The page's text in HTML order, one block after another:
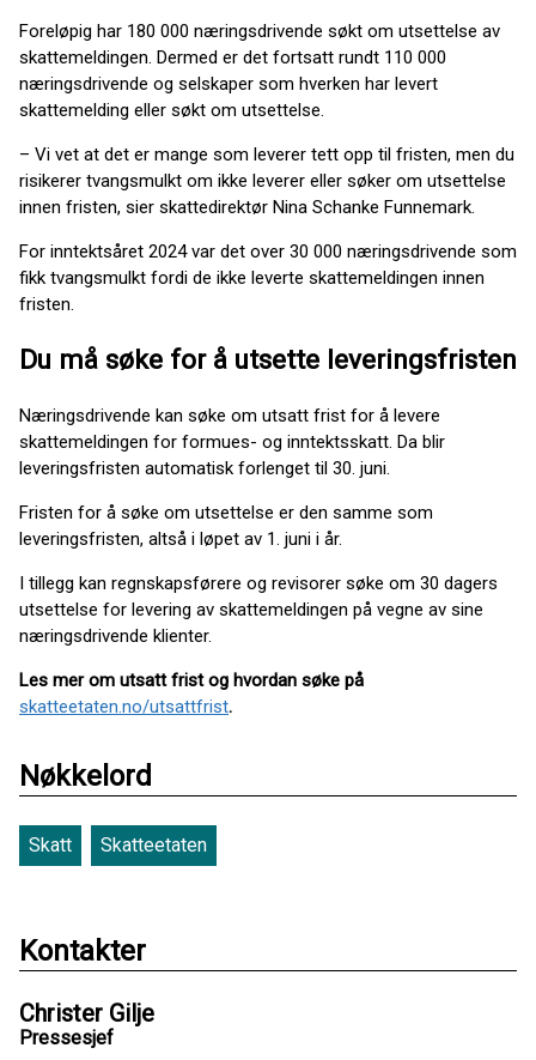
Foreløpig har 180 000 næringsdrivende søkt om utsettelse av
skattemeldingen. Dermed er det fortsatt rundt 110 000
næringsdrivende og selskaper som hverken har levert
skattemelding eller søkt om utsettelse.
– Vi vet at det er mange som leverer tett opp til fristen, men du
risikerer tvangsmulkt om ikke leverer eller søker om utsettelse
innen fristen, sier skattedirektør Nina Schanke Funnemark.
For inntektsåret 2024 var det over 30 000 næringsdrivende som
fikk tvangsmulkt fordi de ikke leverte skattemeldingen innen
fristen.
Du må søke for å utsette leveringsfristen
Næringsdrivende kan søke om utsatt frist for å levere
skattemeldingen for formues- og inntektsskatt. Da blir
leveringsfristen automatisk forlenget til 30. juni.
Fristen for å søke om utsettelse er den samme som
leveringsfristen, altså i løpet av 1. juni i år.
I tillegg kan regnskapsførere og revisorer søke om 30 dagers
utsettelse for levering av skattemeldingen på vegne av sine
næringsdrivende klienter.
Les mer om utsatt frist og hvordan søke på
skatteetaten.no/utsattfrist.
Nøkkelord
Skatt Skatteetaten
Kontakter
Christer Gilje
Pressesjef